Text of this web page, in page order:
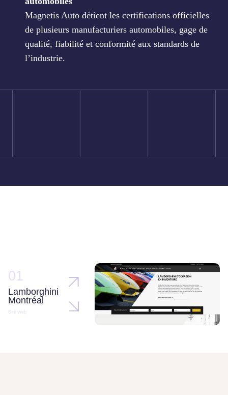
Magnetis Auto détient les certifications officielles
de plusieurs manufacturiers automobiles, gage de
qualité, fiabilité et conformité aux standards de
l’industrie.
01
Lamborghini
Montréal
Site web